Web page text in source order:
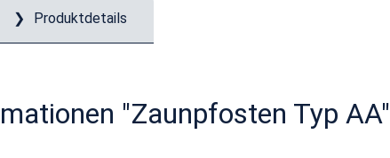
Produktdetails
"Zaunpfosten Typ AA"